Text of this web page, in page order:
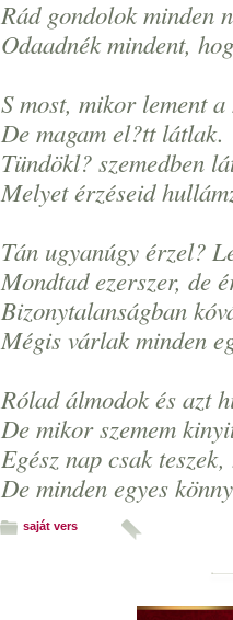
Rád gondolok minden
Odaadnék mindent,
S most, mikor lement
De magam el?tt látlak.
Tündökl? szemedben
Melyet érzéseid
Tán ugyanúgy érzel?
Mondtad ezerszer, de
Bizonytalanságban
Mégis várlak minden
Rólad álmodok és azt
De mikor szemem
Egész nap csak
De minden egyes
saját vers